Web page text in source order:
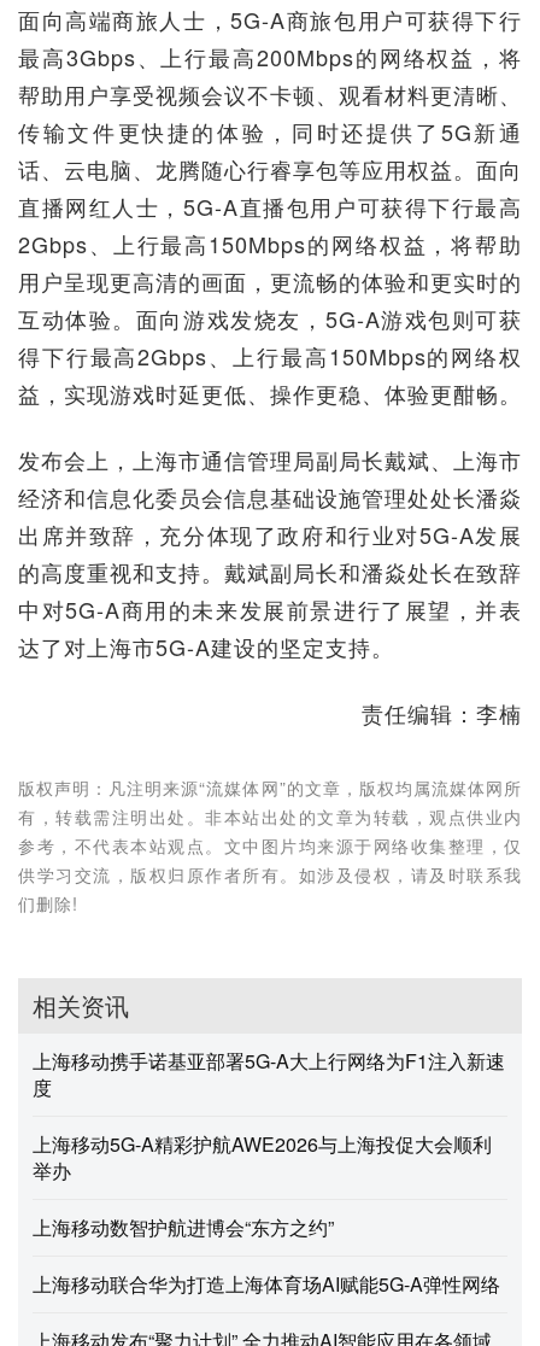
面向高端商旅人士，5G-A商旅包用户可获得下行
最高3Gbps、上行最高200Mbps的网络权益，将
帮助用户享受视频会议不卡顿、观看材料更清晰、
传输文件更快捷的体验，同时还提供了5G新通
话、云电脑、龙腾随心行睿享包等应用权益。面向
直播网红人士，5G-A直播包用户可获得下行最高
2Gbps、上行最高150Mbps的网络权益，将帮助
用户呈现更高清的画面，更流畅的体验和更实时的
互动体验。面向游戏发烧友，5G-A游戏包则可获
得下行最高2Gbps、上行最高150Mbps的网络权
益，实现游戏时延更低、操作更稳、体验更酣畅。
发布会上，上海市通信管理局副局长戴斌、上海市
经济和信息化委员会信息基础设施管理处处长潘焱
出席并致辞，充分体现了政府和行业对5G-A发展
的高度重视和支持。戴斌副局长和潘焱处长在致辞
中对5G-A商用的未来发展前景进行了展望，并表
达了对上海市5G-A建设的坚定支持。
责任编辑：李楠
版权声明：凡注明来源“流媒体网”的文章，版权均属流媒体网所
有，转载需注明出处。非本站出处的文章为转载，观点供业内
参考，不代表本站观点。文中图片均来源于网络收集整理，仅
供学习交流，版权归原作者所有。如涉及侵权，请及时联系我
们删除!
相关资讯
上海移动携手诺基亚部署5G-A大上行网络为F1注入新速
度
上海移动5G-A精彩护航AWE2026与上海投促大会顺利
举办
上海移动数智护航进博会“东方之约”
上海移动联合华为打造上海体育场AI赋能5G-A弹性网络